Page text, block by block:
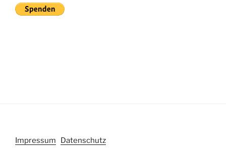
Impressum Datenschutz